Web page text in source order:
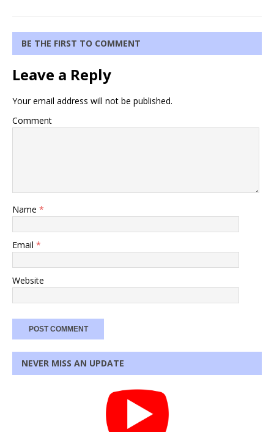
BE THE FIRST TO COMMENT
Leave a Reply
Your email address will not be published.
Comment
Name *
Email *
Website
NEVER MISS AN UPDATE